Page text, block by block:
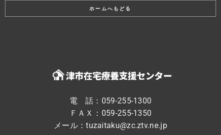
ホームへもどる
電 話：059-255-1300
ＦＡＸ：059-255-1350
メール：tuzaitaku@zc.ztv.ne.jp